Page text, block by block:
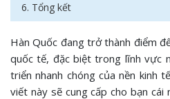
6. Tổng kết
Hàn Quốc đang trở thành điểm
quốc tế, đặc biệt trong lĩnh vực
triển nhanh chóng của nền kinh
viết này sẽ cung cấp cho bạn